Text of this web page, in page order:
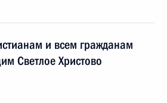
и всем гражданам
Светлое Христово